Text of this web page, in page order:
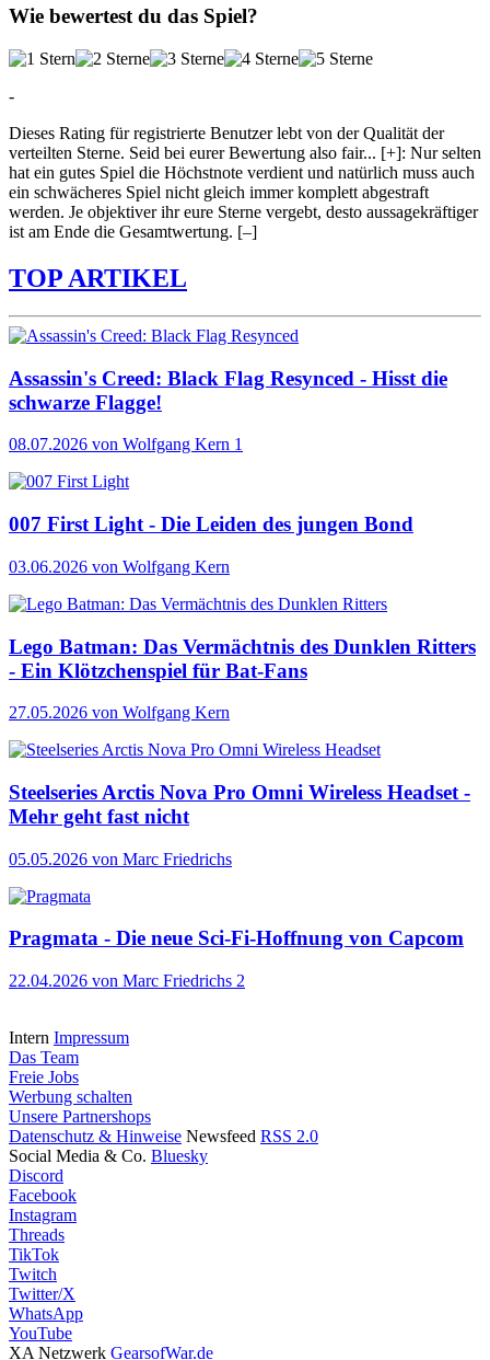
Wie bewertest du das Spiel?
-
Dieses Rating für registrierte Benutzer lebt von der Qualität der
verteilten Sterne. Seid bei eurer Bewertung also fair... [+]: Nur selten
hat ein gutes Spiel die Höchstnote verdient und natürlich muss auch
ein schwächeres Spiel nicht gleich immer komplett abgestraft
werden. Je objektiver ihr eure Sterne vergebt, desto aussagekräftiger
ist am Ende die Gesamtwertung. [–]
TOP ARTIKEL
Assassin's Creed: Black Flag Resynced - Hisst die
schwarze Flagge!
08.07.2026 von Wolfgang Kern 1
007 First Light - Die Leiden des jungen Bond
03.06.2026 von Wolfgang Kern
Lego Batman: Das Vermächtnis des Dunklen Ritters
- Ein Klötzchenspiel für Bat-Fans
27.05.2026 von Wolfgang Kern
Steelseries Arctis Nova Pro Omni Wireless Headset -
Mehr geht fast nicht
05.05.2026 von Marc Friedrichs
Pragmata - Die neue Sci-Fi-Hoffnung von Capcom
22.04.2026 von Marc Friedrichs 2
Intern Impressum
Das Team
Freie Jobs
Werbung schalten
Unsere Partnershops
Datenschutz & Hinweise Newsfeed RSS 2.0
Social Media & Co. Bluesky
Discord
Facebook
Instagram
Threads
TikTok
Twitch
Twitter/X
WhatsApp
YouTube
XA Netzwerk GearsofWar.de